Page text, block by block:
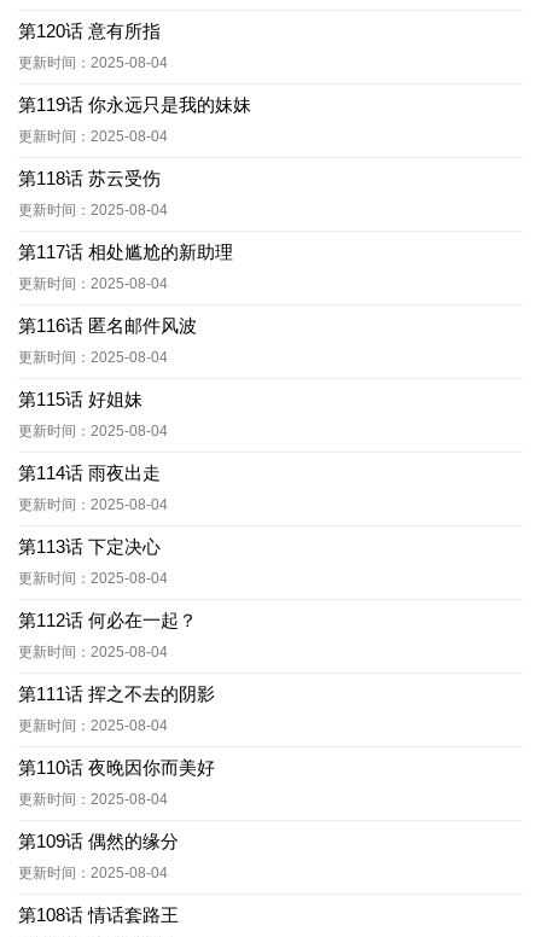
第120话 意有所指
更新时间：2025-08-04
第119话 你永远只是我的妹妹
更新时间：2025-08-04
第118话 苏云受伤
更新时间：2025-08-04
第117话 相处尴尬的新助理
更新时间：2025-08-04
第116话 匿名邮件风波
更新时间：2025-08-04
第115话 好姐妹
更新时间：2025-08-04
第114话 雨夜出走
更新时间：2025-08-04
第113话 下定决心
更新时间：2025-08-04
第112话 何必在一起？
更新时间：2025-08-04
第111话 挥之不去的阴影
更新时间：2025-08-04
第110话 夜晚因你而美好
更新时间：2025-08-04
第109话 偶然的缘分
更新时间：2025-08-04
第108话 情话套路王